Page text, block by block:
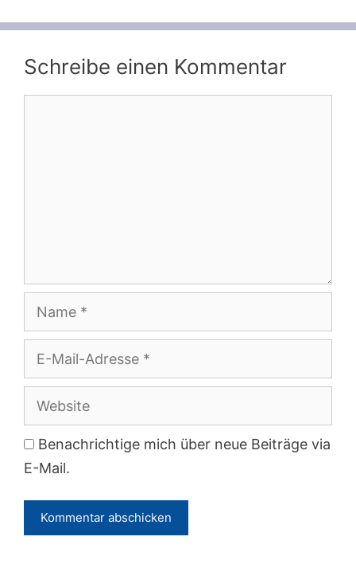
Schreibe einen Kommentar
Adresse
Website
Benachrichtige mich über neue Beiträge via
E-Mail.